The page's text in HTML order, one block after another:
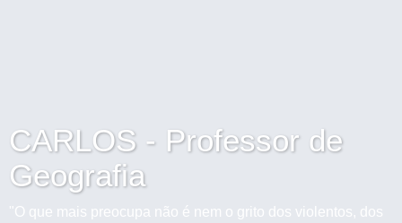
CARLOS - Professor de
Geografia
"O que mais preocupa não é nem o grito dos violentos, dos